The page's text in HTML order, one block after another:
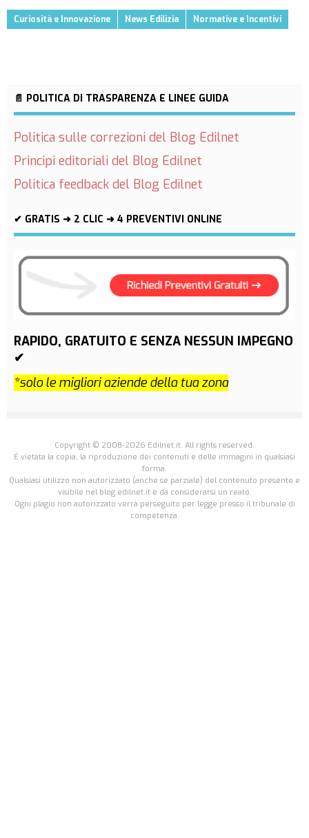
Curiosità e Innovazione News Edilizia Normative e Incentivi
📄 POLITICA DI TRASPARENZA E LINEE GUIDA
Politica sulle correzioni del Blog Edilnet
Principi editoriali del Blog Edilnet
Politica feedback del Blog Edilnet
✔ GRATIS ➜ 2 CLIC ➜ 4 PREVENTIVI ONLINE
RAPIDO, GRATUITO E SENZA NESSUN IMPEGNO
✔
*solo le migliori aziende della tua zona
Copyright © 2008-2026 Edilnet.it. All rights reserved.
É vietata la copia, la riproduzione dei contenuti e delle immagini in qualsiasi
forma.
Qualsiasi utilizzo non autorizzato (anche se parziale) del contenuto presente e
visibile nel blog.edilnet.it è da considerarsi un reato.
Ogni plagio non autorizzato verrà perseguito per legge presso il tribunale di
competenza.